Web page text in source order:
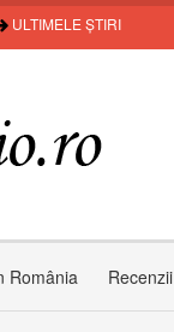
ULTIMELE ȘTIRI
România